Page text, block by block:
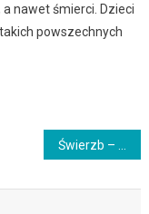
nawet śmierci. Dzieci
powszechnych